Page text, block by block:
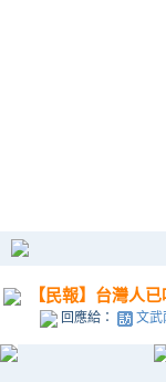
【民報】台灣人
回應給： 文武